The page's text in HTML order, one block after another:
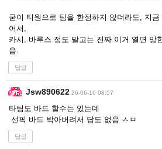
굳이 티원으로 팀을 한정하지 않더라도, 지
어서,
카시, 바루스 정도 말고는 진짜 이거 열면 망
음.
답글
Jsw890622 26-06-16 08:57
타팀도 바드 할수는 있는데
선픽 바드 박아버려서 답도 없음 ㅅㅂ
답글